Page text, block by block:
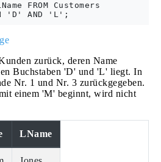
FROM Customers
zurück, deren Name
Buchstaben 'D' und 'L' liegt. In
Nr. 1 und Nr. 3 zurückgegeben.
einem 'M' beginnt, wird nicht
LName